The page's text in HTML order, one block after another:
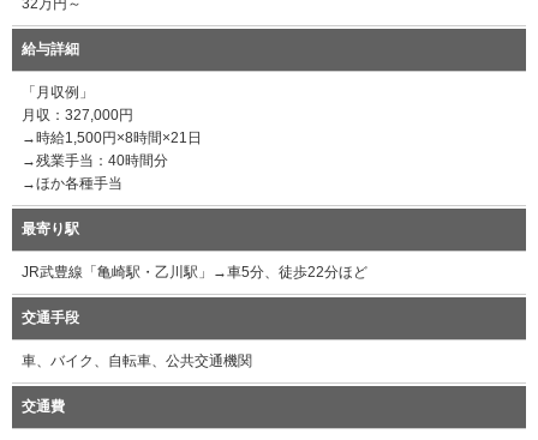
32万円～
給与詳細
「月収例」
月収：327,000円
→時給1,500円×8時間×21日
→残業手当：40時間分
→ほか各種手当
最寄り駅
JR武豊線「亀崎駅・乙川駅」→車5分、徒歩22分ほど
交通手段
車、バイク、自転車、公共交通機関
交通費